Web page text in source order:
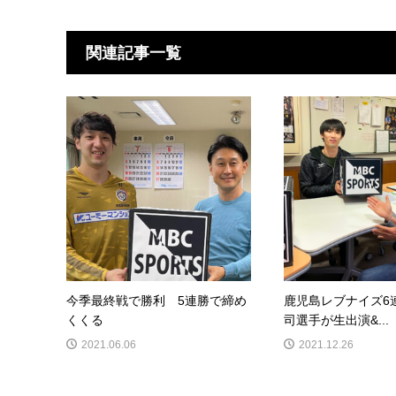
関連記事一覧
今季最終戦で勝利 5連勝で締め
くくる
2021.06.06
鹿児島レブナイズ6
司選手が生出演&...
2021.12.26